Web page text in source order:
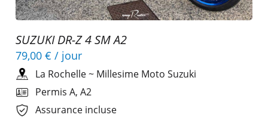
SUZUKI DR-Z 4 SM A2
79,00 € / jour
La Rochelle~ Millesime Moto Suzuki
Permis A, A2
Assurance incluse